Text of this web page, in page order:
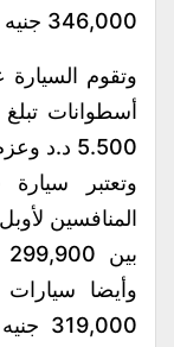
346,000 جنيه للفئة الثالثة.
5.500 د.د وعزم 205 نيوتن.متر عند 1.500 د.د.
وتعتبر
المنافسين
وأيضا سيارات